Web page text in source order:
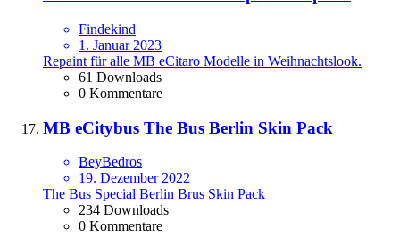
Findekind
1. Januar 2023
Repaint für alle MB eCitaro Modelle in Weihnachtslook.
61 Downloads
0 Kommentare
MB eCitybus The Bus Berlin Skin Pack
BeyBedros
19. Dezember 2022
The Bus Special Berlin Brus Skin Pack
234 Downloads
0 Kommentare